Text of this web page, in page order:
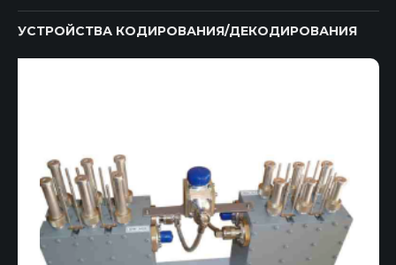
УСТРОЙСТВА КОДИРОВАНИЯ/ДЕКОДИРОВАНИЯ